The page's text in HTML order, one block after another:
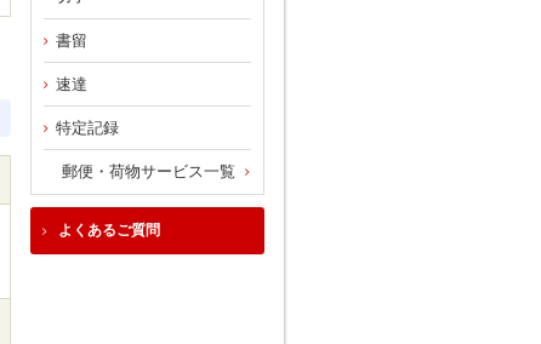
書留
速達
特定記録
郵便・荷物サービス一覧
よくあるご質問